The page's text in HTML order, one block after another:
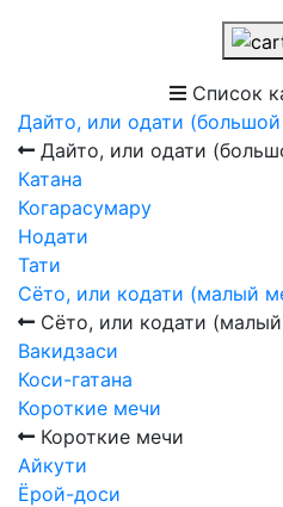
Список
Дайто, или одати
Дайто, или одати
Катана
Когарасумару
Нодати
Тати
Сёто, или кодати (малый
Сёто, или кодати
Вакидзаси
Коси-гатана
Короткие мечи
Короткие мечи
Айкути
Ёрой-доси